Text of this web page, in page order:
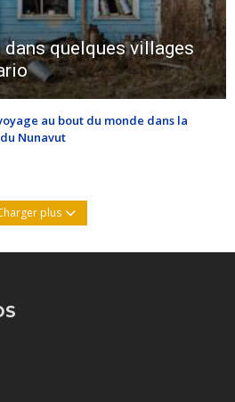
quelques villages
au bout du monde dans la
Nunavut
plus